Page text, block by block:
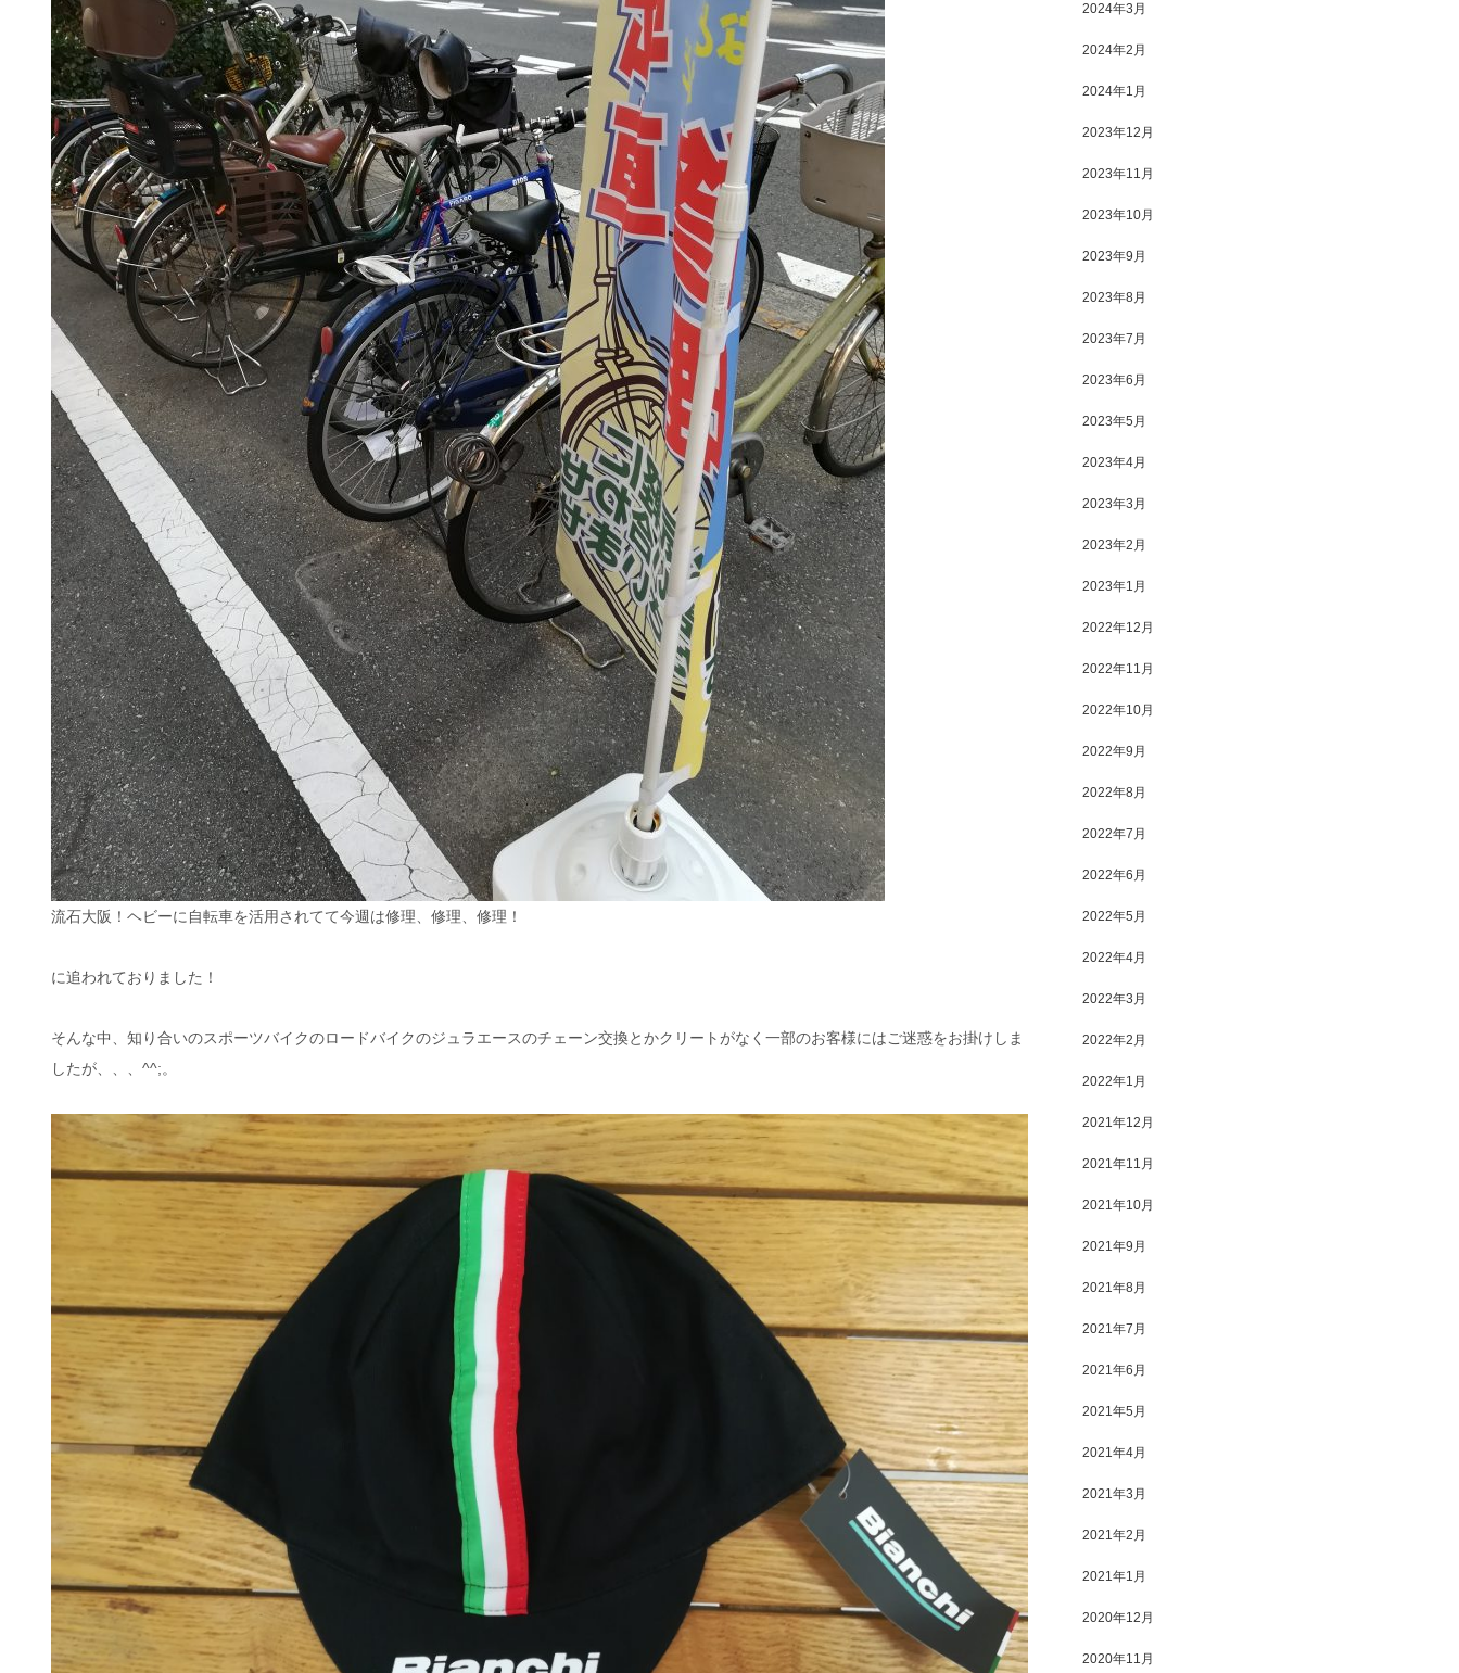
流石大阪！ヘビーに自転車を活用されてて今週は修理、修理、修理！
に追われておりました！
そんな中、知り合いのスポーツバイクのロードバイクのジュラエースのチェーン交換とかクリートがなく一部のお客様にはご迷惑をお掛けしま
したが、、、^^;。
2024年3月
2024年2月
2024年1月
2023年12月
2023年11月
2023年10月
2023年9月
2023年8月
2023年7月
2023年6月
2023年5月
2023年4月
2023年3月
2023年2月
2023年1月
2022年12月
2022年11月
2022年10月
2022年9月
2022年8月
2022年7月
2022年6月
2022年5月
2022年4月
2022年3月
2022年2月
2022年1月
2021年12月
2021年11月
2021年10月
2021年9月
2021年8月
2021年7月
2021年6月
2021年5月
2021年4月
2021年3月
2021年2月
2021年1月
2020年12月
2020年11月